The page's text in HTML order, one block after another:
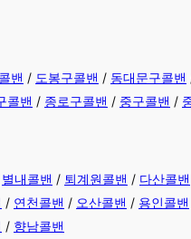
밴 / 도봉구콜밴 / 동대문구콜밴
콜밴 / 종로구콜밴 / 중구콜밴 /
별내콜밴 / 퇴계원콜밴 / 다산콜밴
/ 연천콜밴 / 오산콜밴 / 용인콜밴
/ 향남콜밴